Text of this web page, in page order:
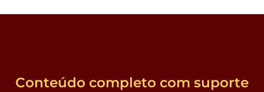
Conteúdo completo com suporte